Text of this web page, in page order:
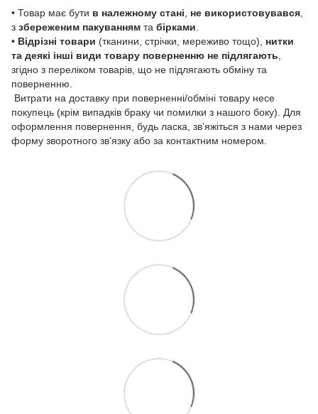
• Товар має бути в належному стані не використовувався
з збереженим пакуванням та бірками
• Відрізні товари (тканини, стрічки, мереживо тощо), нитки
та деякі інші види товару поверненню не підлягають
згідно з переліком товарів, що не підлягають обміну та
поверненню.
Витрати на доставку при поверненні/обміні товару несе
покупець (крім випадків браку чи помилки з нашого боку). Для
оформлення повернення, будь ласка, зв’яжіться з нами через
форму зворотного зв’язку або за контактним номером.